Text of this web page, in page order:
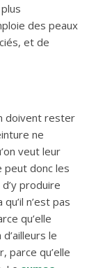
des peaux
et de
doivent rester
ne
veut leur
peut donc les
produire
n’est pas
qu’elle
le
parce qu’elle